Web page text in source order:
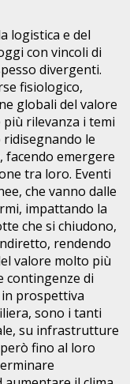
logistica e del
con vincoli di
divergenti.
fisiologico,
globali del valore
più rilevanza i temi
le
facendo emergere
tra loro. Eventi
che vanno dalle
impattando la
che si chiudono,
rendendo
valore molto più
contingenze di
prospettiva
sono i tanti
su infrastrutture
fino al loro